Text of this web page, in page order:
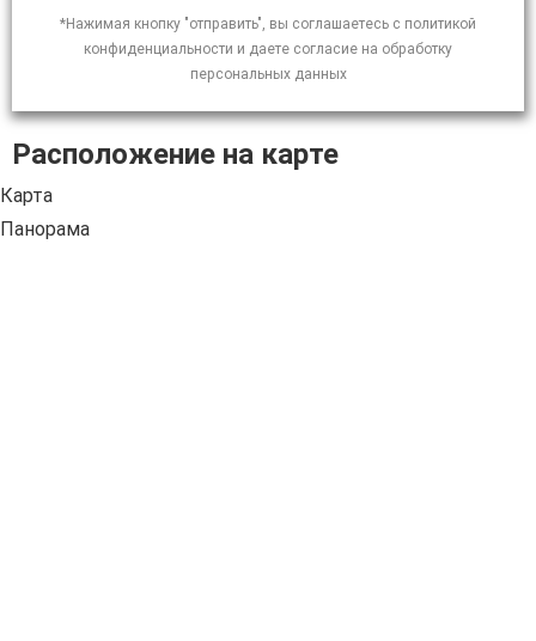
*Нажимая кнопку "отправить", вы соглашаетесь с политикой
конфиденциальности и даете согласие на обработку
персональных данных
Расположение на карте
Карта
Панорама